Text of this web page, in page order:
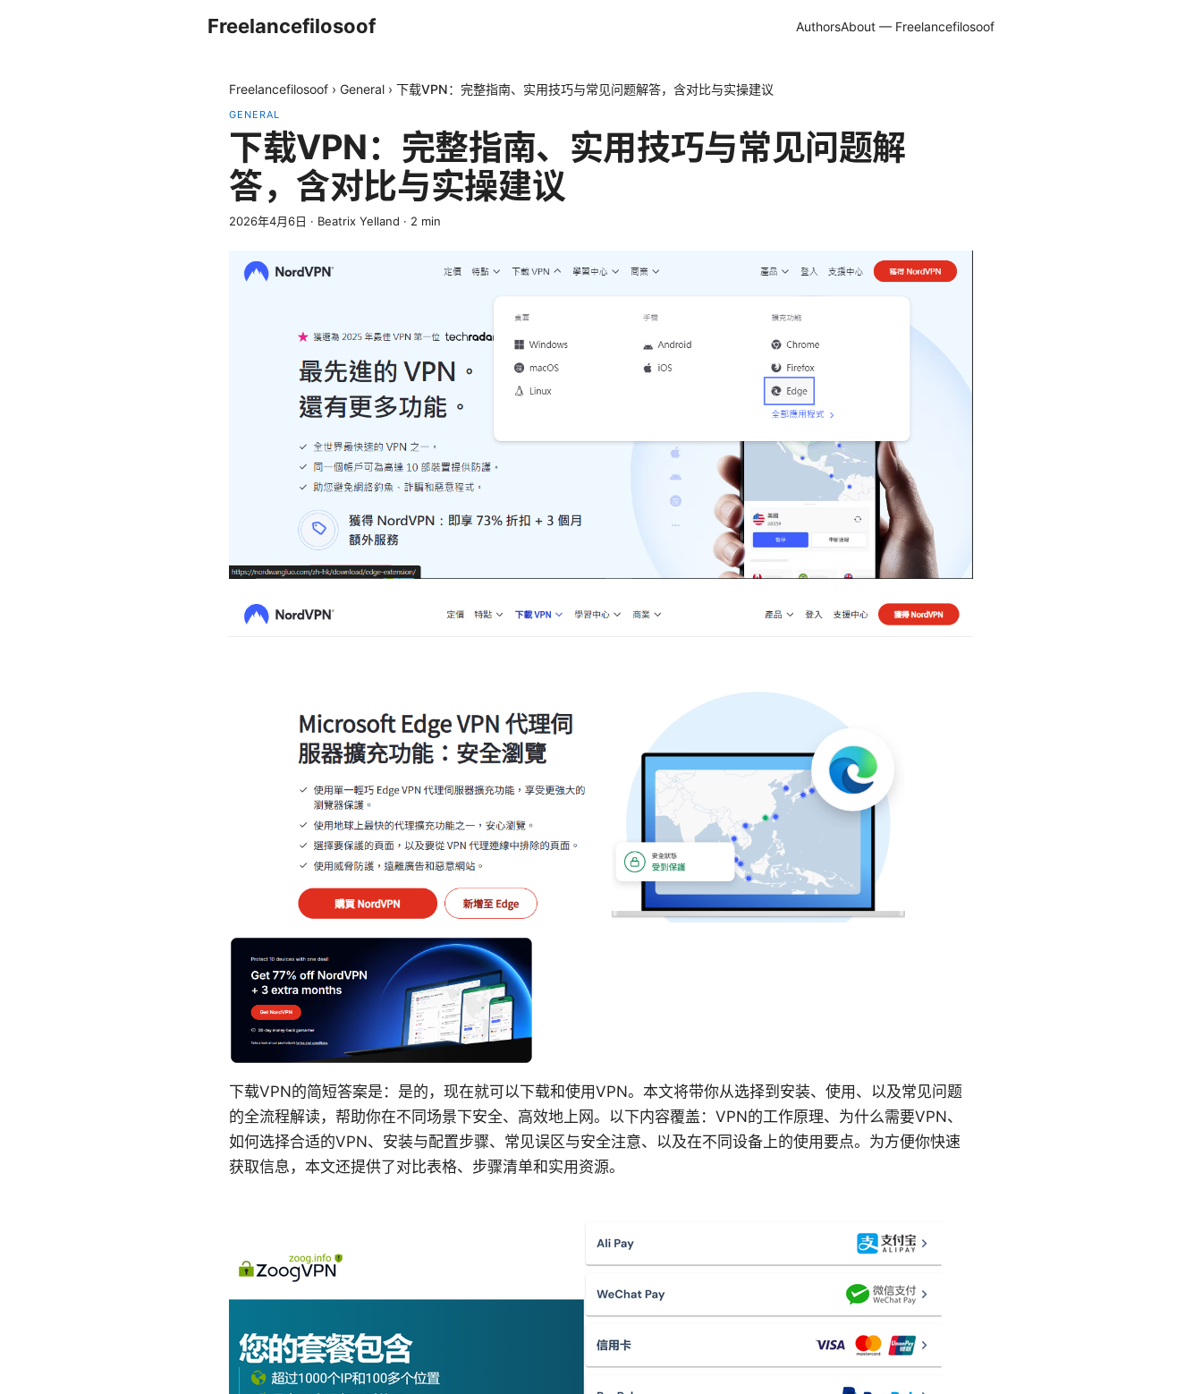
Freelancefilosoof AuthorsAbout — Freelancefilosoof
Freelancefilosoof › General › 下载VPN：完整指南、实用技巧与常见问题解答，含对比与实操建议
GENERAL
下载VPN：完整指南、实用技巧与常见问题解
答，含对比与实操建议
2026年4月6日 · Beatrix Yelland · 2 min
下载VPN的简短答案是：是的，现在就可以下载和使用VPN。本文将带你从选择到安装、使用、以及常见问题
的全流程解读，帮助你在不同场景下安全、高效地上网。以下内容覆盖：VPN的工作原理、为什么需要VPN、
如何选择合适的VPN、安装与配置步骤、常见误区与安全注意、以及在不同设备上的使用要点。为方便你快速
获取信息，本文还提供了对比表格、步骤清单和实用资源。